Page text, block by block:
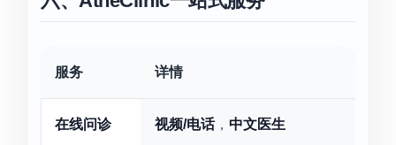
服务 详情
在线问诊 视频/电话 ，中文医生